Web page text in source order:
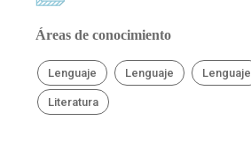
Áreas de conocimiento
Lenguaje Lenguaje Lenguaje
Literatura